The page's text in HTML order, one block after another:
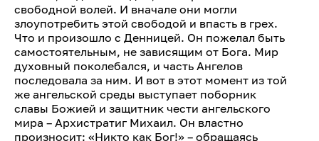
свободной волей. И вначале они могли
злоупотребить этой свободой и впасть в грех.
Что и произошло с Денницей. Он пожелал быть
самостоятельным, не зависящим от Бога. Мир
духовный поколебался, и часть Ангелов
последовала за ним. И вот в этот момент из той
же ангельской среды выступает поборник
славы Божией и защитник чести ангельского
мира – Архистратиг Михаил. Он властно
произносит: «Никто как Бог!» – обращаясь